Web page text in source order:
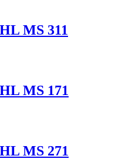
MS 311
MS 171
MS 271